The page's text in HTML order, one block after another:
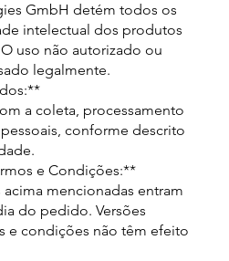
GmbH detém todos os
intelectual dos produtos
uso não autorizado ou
legalmente.
a coleta, processamento
conforme descrito
e Condições:**
mencionadas entram
do pedido. Versões
e condições não têm efeito